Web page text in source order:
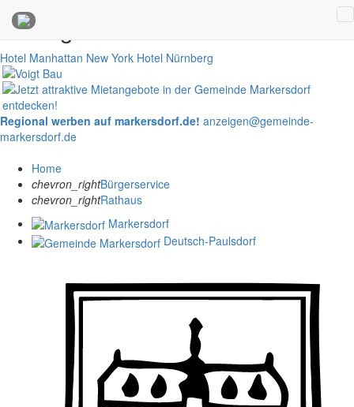
Anzeigen
Hotel Manhattan New York Hotel Nürnberg
Regional werben auf markersdorf.de! anzeigen@gemeinde-
markersdorf.de
Home
chevron_rightBürgerservice
chevron_rightRathaus
Markersdorf
Deutsch-Paulsdorf